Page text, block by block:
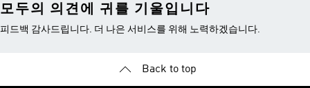
모두의 의견에 귀를 기울입니다
피드백 감사드립니다. 더 나은 서비스를 위해 노력하겠습니다.
Back to top